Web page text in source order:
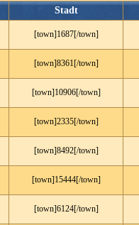
Stadt
[town]1687[/town]
[town]8361[/town]
[town]10906[/town]
[town]2335[/town]
[town]8492[/town]
[town]15444[/town]
[town]6124[/town]